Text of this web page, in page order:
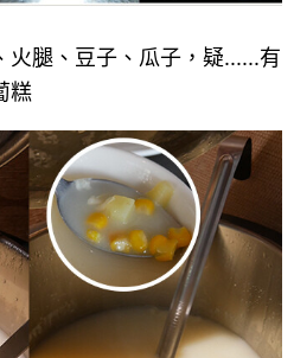
火腿、豆子、瓜子，疑......有
糕